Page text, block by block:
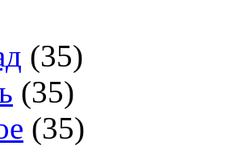
(35)
(35)
(35)